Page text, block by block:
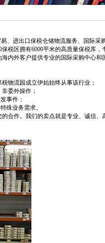
、进出口保税仓储物流服务、国际
税区拥有6000平米的高质量保税库
内外客户提供专业的国际采购中心
物流园成立伊始始终从事该行业；
委外操作；
事件；
殊业务需求。
合作。我们的卖点就是专业、诚信、